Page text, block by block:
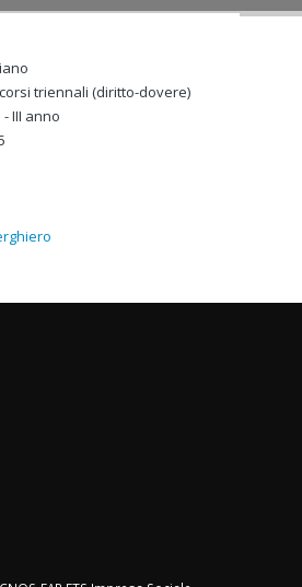
triennali (diritto-dovere)
III anno